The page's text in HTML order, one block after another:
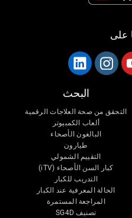
على
البحث
التحقق من صحة العلاجات الرقمية
ألعاب الكمبيوتر
البالغون الأصحاء
طيارون
التقييم الشمولي
كبار السن الأصحاء (iTV)
التدريب للكبار
الحالة المعرفية عند الكبار
المراجعة المستمرة
تصنيف SG4D